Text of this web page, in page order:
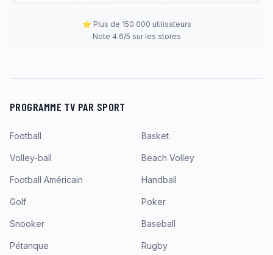
⭐ Plus de 150 000 utilisateurs
Note 4.6/5 sur les stores
PROGRAMME TV PAR SPORT
Football Basket
Volley-ball Beach Volley
Football Américain Handball
Golf Poker
Snooker Baseball
Pétanque Rugby